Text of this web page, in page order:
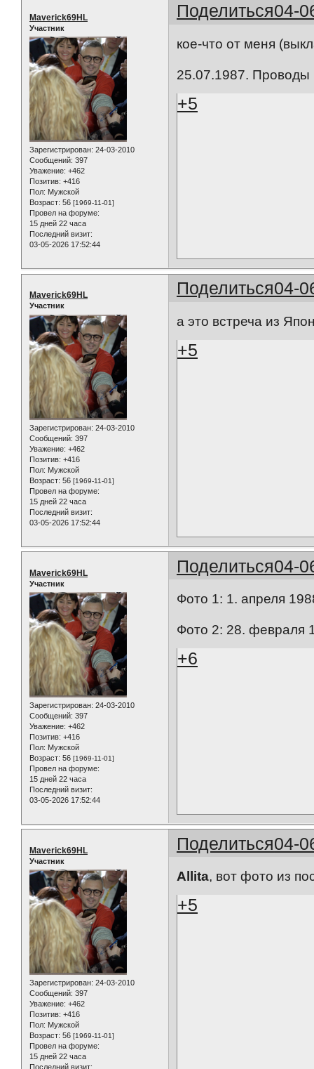
Поделиться04-
Maverick69HL
Участник
Зарегистрирован: 24-03-2010
Сообщений: 397
Уважение: +462
Позитив: +416
Пол: Мужской
Возраст: 56 [1969-11-01]
Провел на форуме:
15 дней 22 часа
Последний визит:
03-05-2026 17:52:44
кое-что от меня
25.07.1987.
+5
Поделиться04-
Maverick69HL
Участник
Зарегистрирован: 24-03-2010
Сообщений: 397
Уважение: +462
Позитив: +416
Пол: Мужской
Возраст: 56 [1969-11-01]
Провел на форуме:
15 дней 22 часа
Последний визит:
03-05-2026 17:52:44
а это встреча из
+5
Поделиться04-
Maverick69HL
Участник
Зарегистрирован: 24-03-2010
Сообщений: 397
Уважение: +462
Позитив: +416
Пол: Мужской
Возраст: 56 [1969-11-01]
Провел на форуме:
15 дней 22 часа
Последний визит:
03-05-2026 17:52:44
Фото 1: 1. апреля
Фото 2: 28. февраля
+6
Поделиться04-
Maverick69HL
Участник
Зарегистрирован: 24-03-2010
Сообщений: 397
Уважение: +462
Позитив: +416
Пол: Мужской
Возраст: 56 [1969-11-01]
Провел на форуме:
15 дней 22 часа
Последний визит:
Allita, вот фото из
+5